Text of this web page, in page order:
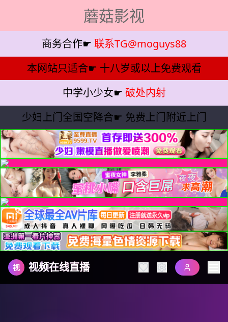
蘑菇影视
商务合作☛ 联系TG@moguys88
本网站只适合☛ 十八岁或以上免费观看
中学小少女☛ 破处内射
少妇上门全国空降合☛ 免费上门附近上门
视 视频在线直播